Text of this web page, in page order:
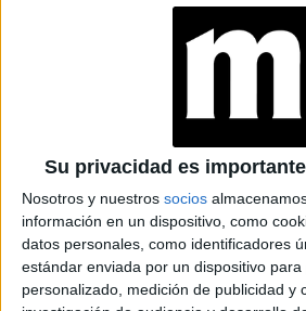
Su privacidad es
Nosotros y nuestros socios
información en un dispositivo, como
datos personales, como identificadores
estándar enviada por un dispositivo
personalizado, medición de publicidad y
ASTROLOGÍA
Cómo ver la
meteoros Líridas
consejos y
Espacio